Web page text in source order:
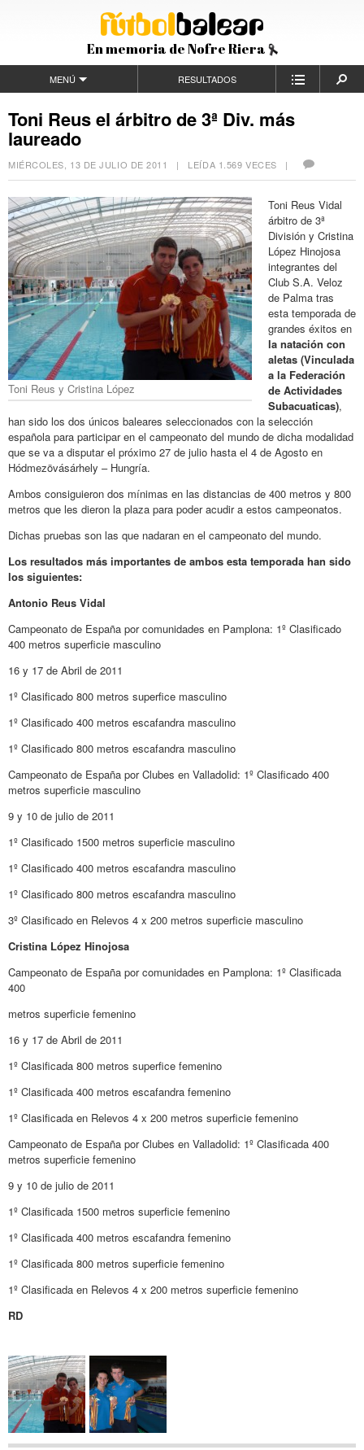
En memoria de Nofre Riera
MENÚ RESULTADOS
Toni Reus el árbitro de 3ª Div. más
laureado
MIÉRCOLES, 13 DE JULIO DE 2011 | LEÍDA 1.569 VECES |
Toni Reus y Cristina López
Toni Reus Vidal
árbitro de 3ª
División y Cristina
López Hinojosa
integrantes del
Club S.A. Veloz
de Palma tras
esta temporada de
grandes éxitos en
la natación con
aletas (Vinculada
a la Federación
de Actividades
Subacuaticas),
han sido los dos únicos baleares seleccionados con la selección
española para participar en el campeonato del mundo de dicha modalidad
que se va a disputar el próximo 27 de julio hasta el 4 de Agosto en
Hódmezövásárhely – Hungría.
Ambos consiguieron dos mínimas en las distancias de 400 metros y 800
metros que les dieron la plaza para poder acudir a estos campeonatos.
Dichas pruebas son las que nadaran en el campeonato del mundo.
Los resultados más importantes de ambos esta temporada han sido
los siguientes:
Antonio Reus Vidal
Campeonato de España por comunidades en Pamplona: 1º Clasificado
400 metros superficie masculino
16 y 17 de Abril de 2011
1º Clasificado 800 metros superfice masculino
1º Clasificado 400 metros escafandra masculino
1º Clasificado 800 metros escafandra masculino
Campeonato de España por Clubes en Valladolid: 1º Clasificado 400
metros superficie masculino
9 y 10 de julio de 2011
1º Clasificado 1500 metros superficie masculino
1º Clasificado 400 metros escafandra masculino
1º Clasificado 800 metros escafandra masculino
3º Clasificado en Relevos 4 x 200 metros superficie masculino
Cristina López Hinojosa
Campeonato de España por comunidades en Pamplona: 1º Clasificada
400
metros superficie femenino
16 y 17 de Abril de 2011
1º Clasificada 800 metros superfice femenino
1º Clasificada 400 metros escafandra femenino
1º Clasificada en Relevos 4 x 200 metros superficie femenino
Campeonato de España por Clubes en Valladolid: 1º Clasificada 400
metros superficie femenino
9 y 10 de julio de 2011
1º Clasificada 1500 metros superficie femenino
1º Clasificada 400 metros escafandra femenino
1º Clasificada 800 metros superficie femenino
1º Clasificada en Relevos 4 x 200 metros superficie femenino
RD